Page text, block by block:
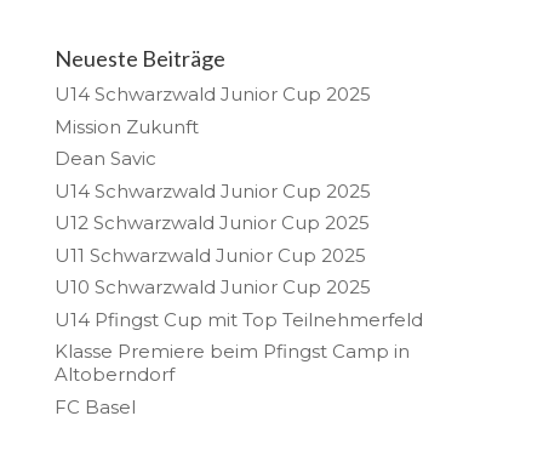
Neueste Beiträge
U14 Schwarzwald Junior Cup 2025
Mission Zukunft
Dean Savic
U14 Schwarzwald Junior Cup 2025
U12 Schwarzwald Junior Cup 2025
U11 Schwarzwald Junior Cup 2025
U10 Schwarzwald Junior Cup 2025
U14 Pfingst Cup mit Top Teilnehmerfeld
Klasse Premiere beim Pfingst Camp in
Altoberndorf
FC Basel